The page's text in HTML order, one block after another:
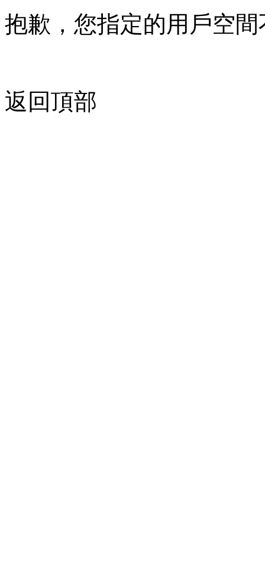
抱歉，您指定的用戶空間
返回頂部